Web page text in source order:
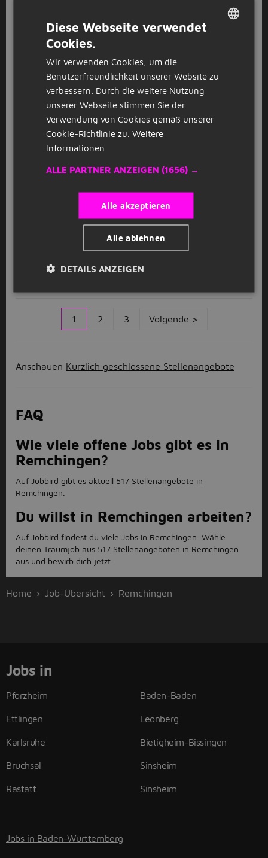
GESPONSERT
(Junior) Consultant ERP (w/m/d)
KPMG AG Karlsruhe (14km)
GESPONSERT
Dozent Mediendesign Grundlagen der
Animation (m/w/d)
IU Internationale Hochschule Karlsruhe
Ingenieur Versorgungstechnik als
Rauchabzugs-, Feuerlöschanlagen
(m/w/d)
DEKRA Automobil GmbH
1 2 3 Volgende >
Anschauen Kürzlich geschlossene Stellenangebote
FAQ
Wie viele offene Jobs gibt es in
Remchingen?
Auf Jobbird gibt es aktuell 517 Stellenangebote in
Remchingen.
Du willst in Remchingen arbeiten?
Auf Jobbird findest du viele Jobs in Remchingen. Wähle
deinen Traumjob aus 517 Stellenangeboten in Remchingen
aus und bewirb dich jetzt.
Home Job-Übersicht Remchingen
Jobs in
Pforzheim
Ettlingen
Karlsruhe
Bruchsal
Rastatt
Baden-Baden
Leonberg
Bietigheim-Bissingen
Sinsheim
Sinsheim
Jobs in Baden-Württemberg
Diese Webseite verwendet
Cookies.
Wir verwenden Cookies, um die
Benutzerfreundlichkeit unserer Website zu
verbessern. Durch die weitere Nutzung
unserer Webseite stimmen Sie der
Verwendung von Cookies gemäß unserer
Cookie-Richtlinie zu. Weitere
Informationen
ALLE PARTNER ANZEIGEN (1656) →
Alle akzeptieren
Alle ablehnen
DETAILS ANZEIGEN